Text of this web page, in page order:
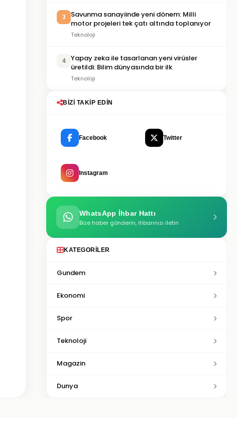
3
Savunma sanayiinde yeni dönem: Milli
motor projeleri tek çatı altında toplanıyor
Teknoloji
4
Yapay zeka ile tasarlanan yeni virüsler
üretildi: Bilim dünyasında bir ilk
Teknoloji
BIZI TAKIP EDIN
Facebook Twitter
Instagram
WhatsApp İhbar Hattı
Bize haber gönderin, ihbarınızı iletin
KATEGORILER
Gundem
Ekonomi
Spor
Teknoloji
Magazin
Dunya